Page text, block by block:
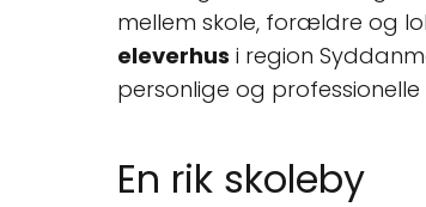
mellem skole, forældre og
eleverhus i region
personlige og professionelle
En rik skoleby